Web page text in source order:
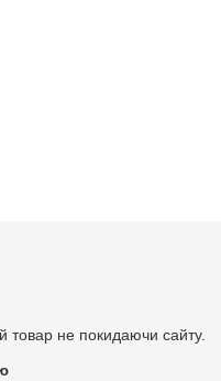
товар не покидаючи сайту.